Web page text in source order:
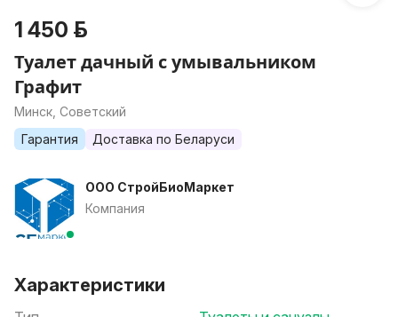
1 450 р.
Туалет дачный с умывальником
Графит
Минск, Советский
Гарантия
Доставка по Беларуси
ООО СтройБиоМаркет
Компания
Характеристики